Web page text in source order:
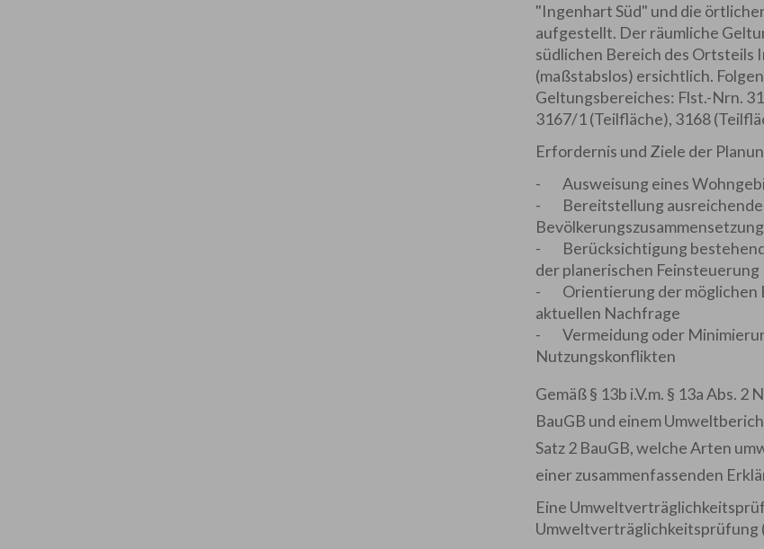
"Ingenhart Süd" und die
aufgestellt. Der räumliche
südlichen Bereich des Ortsteils
(maßstabslos) ersichtlich.
Geltungsbereiches: Flst.-Nrn.
3167/1 (Teilfläche), 3168
Erfordernis und Ziele der
- Ausweisung eines
- Bereitstellung ausreichender
- Berücksichtigung
der planerischen Feinsteuerung
- Orientierung der möglichen
aktuellen Nachfrage
- Vermeidung oder
Nutzungskonflikten
Gemäß § 13b i.V.m. § 13a Abs.
BauGB und einem
Satz 2 BauGB, welche Arten
einer zusammenfassenden
Eine
Umweltverträglichkeitsprüfung